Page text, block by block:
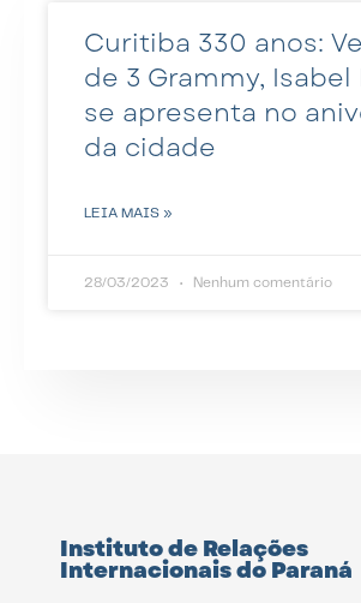
Curitiba 330 anos:
de 3 Grammy, Isabel
se apresenta no
da cidade
LEIA MAIS »
28/03/2023 Nenhum comentário
Instituto de Relações
Internacionais do Paraná